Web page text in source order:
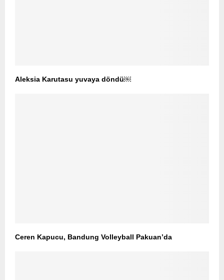
Aleksia Karutasu yuvaya döndü￼
Ceren Kapucu, Bandung Volleyball Pakuan’da